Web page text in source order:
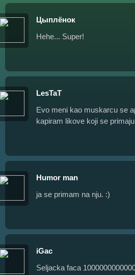
Цыплёнок
Hehe... Super!
LesTaT
Evo meni kao muskarcu se
kapiram likove koji se
Humor man
ja se primam na nju. :)
iGac
Seljacka faca